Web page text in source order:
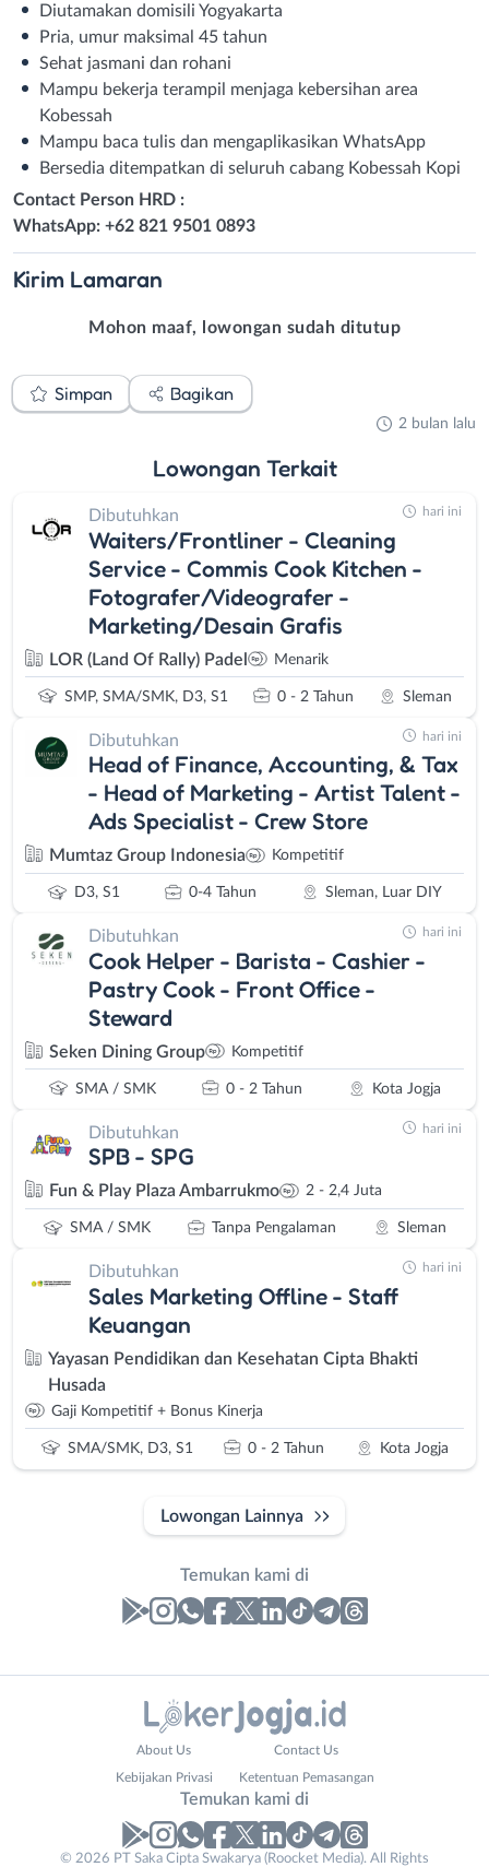
Diutamakan domisili Yogyakarta
Pria, umur maksimal 45 tahun
Sehat jasmani dan rohani
Mampu bekerja terampil menjaga kebersihan area
Kobessah
Mampu baca tulis dan mengaplikasikan WhatsApp
Bersedia ditempatkan di seluruh cabang Kobessah Kopi
Contact Person HRD :
WhatsApp: +62 821 9501 0893
Kirim Lamaran
Mohon maaf, lowongan sudah ditutup
Simpan Bagikan
2 bulan lalu
Lowongan Terkait
Dibutuhkan
Waiters/Frontliner - Cleaning
Service - Commis Cook Kitchen -
Fotografer/Videografer -
Marketing/Desain Grafis
LOR (Land Of Rally) Padel Menarik
SMP, SMA/SMK, D3, S1 0 - 2 Tahun Sleman
hari ini
Dibutuhkan
Head of Finance, Accounting, & Tax
- Head of Marketing - Artist Talent -
Ads Specialist - Crew Store
Mumtaz Group Indonesia Kompetitif
D3, S1 0-4 Tahun Sleman, Luar DIY
hari ini
Dibutuhkan
Cook Helper - Barista - Cashier -
Pastry Cook - Front Office -
Steward
Seken Dining Group Kompetitif
SMA / SMK 0 - 2 Tahun Kota Jogja
hari ini
Dibutuhkan
SPB - SPG
Fun & Play Plaza Ambarrukmo 2 - 2,4 Juta
SMA / SMK Tanpa Pengalaman Sleman
hari ini
Dibutuhkan
Sales Marketing Offline - Staff
Keuangan
Yayasan Pendidikan dan Kesehatan Cipta Bhakti
Husada
Gaji Kompetitif + Bonus Kinerja
SMA/SMK, D3, S1 0 - 2 Tahun Kota Jogja
hari ini
Lowongan Lainnya
Temukan kami di
About Us Contact Us
Kebijakan Privasi Ketentuan Pemasangan
Temukan kami di
© 2026 PT Saka Cipta Swakarya (Roocket Media). All Rights